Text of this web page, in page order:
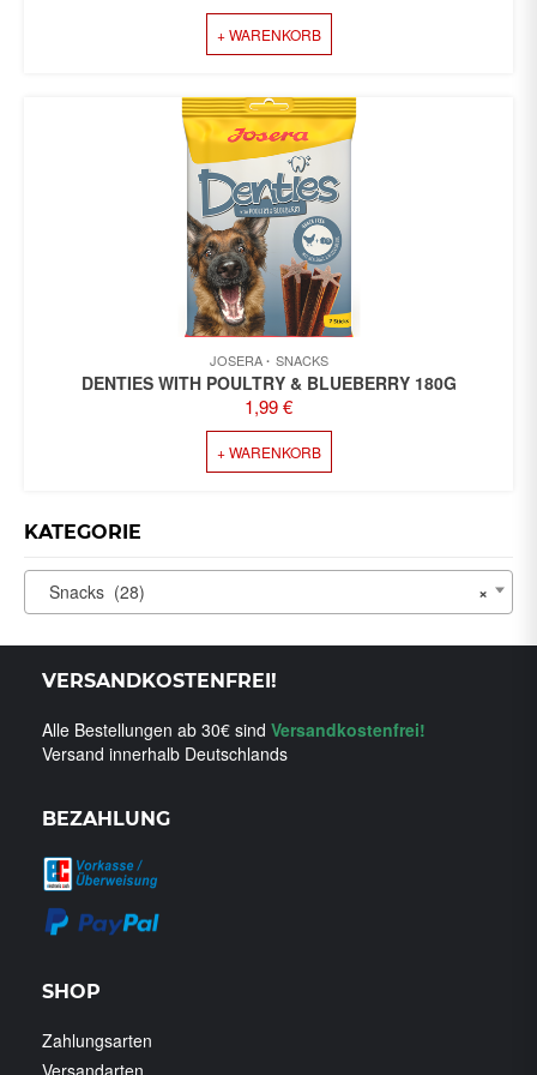
PREIS
WAR:
2,69 €
PREIS
2,49 €.
+ WARENKORB
JOSERA SNACKS
DENTIES WITH POULTRY & BLUEBERRY 180G
1,99€
+ WARENKORB
KATEGORIE
×
Snacks (28)
VERSANDKOSTENFREI!
Alle Bestellungen ab 30€ sind Versandkostenfrei!
Versand innerhalb Deutschlands
BEZAHLUNG
SHOP
Zahlungsarten